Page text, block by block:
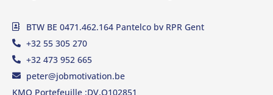
BTW BE 0471.462.164 Pantelco bv RPR Gent
+32 55 305 270
+32 473 952 665
peter@jobmotivation.be
KMO Portefeuille :DV.O102851